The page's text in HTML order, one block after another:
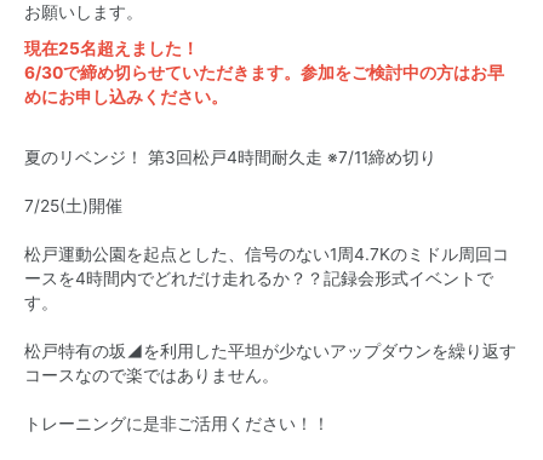
お願いします。
現在25名超えました！
6/30で締め切らせていただきます。参加をご検討中の方はお早
めにお申し込みください。
夏のリベンジ！ 第3回松戸4時間耐久走 ※7/11締め切り
7/25(土)開催
松戸運動公園を起点とした、信号のない1周4.7Kのミドル周回コ
ースを4時間内でどれだけ走れるか？？記録会形式イベントで
す。
松戸特有の坂◢を利用した平坦が少ないアップダウンを繰り返す
コースなので楽ではありません。
トレーニングに是非ご活用ください！！